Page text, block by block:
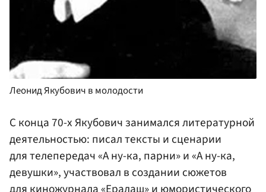
Леонид Якубович в молодости
С конца 70-х Якубович занимался литературной
деятельностью: писал тексты и сценарии
для телепередач «А ну-ка, парни» и «А ну-ка,
девушки», участвовал в создании сюжетов